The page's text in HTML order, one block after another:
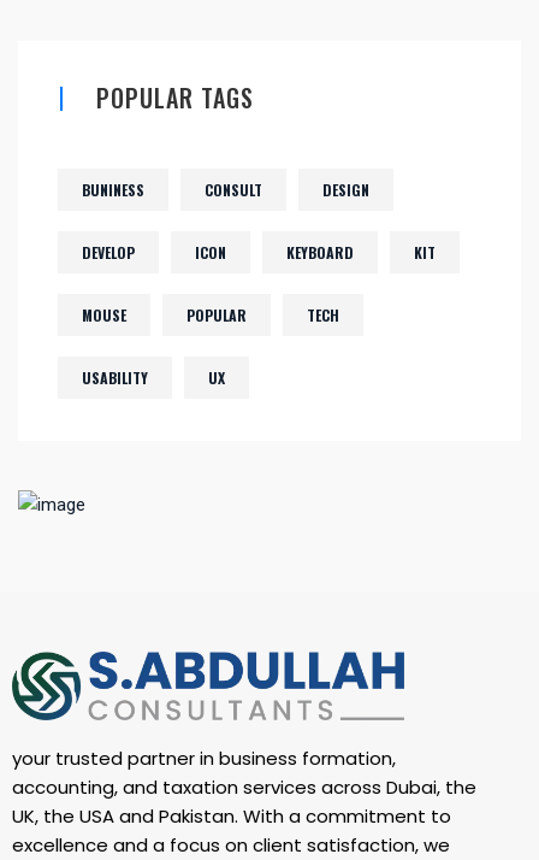
POPULAR TAGS
BUNINESS CONSULT DESIGN
DEVELOP ICON KEYBOARD KIT
MOUSE POPULAR TECH
USABILITY UX
your trusted partner in business formation,
accounting, and taxation services across Dubai, the
UK, the USA and Pakistan. With a commitment to
excellence and a focus on client satisfaction, we